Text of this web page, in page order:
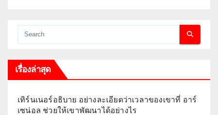
เรื่องล่าสุด
เทิร์นเนอร์อธิบาย อย่างละเอียดว่าเวลาของเขาที่ อาร์
เซน่อล ช่วยให้เขาพัฒนาได้อย่างไร